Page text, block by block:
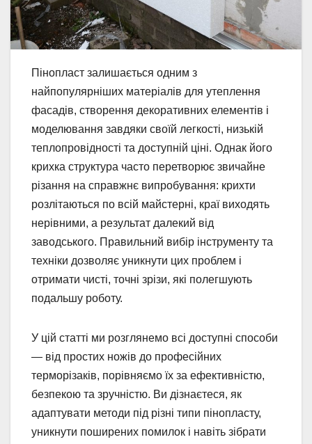
Пінопласт залишається одним з
найпопулярніших матеріалів для утеплення
фасадів, створення декоративних елементів і
моделювання завдяки своїй легкості, низькій
теплопровідності та доступній ціні. Однак його
крихка структура часто перетворює звичайне
різання на справжнє випробування: крихти
розлітаються по всій майстерні, краї виходять
нерівними, а результат далекий від
заводського. Правильний вибір інструменту та
техніки дозволяє уникнути цих проблем і
отримати чисті, точні зрізи, які полегшують
подальшу роботу.
У цій статті ми розглянемо всі доступні способи
— від простих ножів до професійних
терморізаків, порівняємо їх за ефективністю,
безпекою та зручністю. Ви дізнаєтеся, як
адаптувати методи під різні типи пінопласту,
уникнути поширених помилок і навіть зібрати